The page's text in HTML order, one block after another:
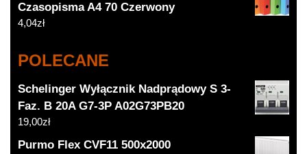
Czasopisma A4 70 Czerwony
4,04zł
POLECANE
Schelinger Wyłącznik Nadprądowy S 3-
Faz. B 20A G7-3P A02G73PB20
19,00zł
Purmo Flex CVF11 500x2000